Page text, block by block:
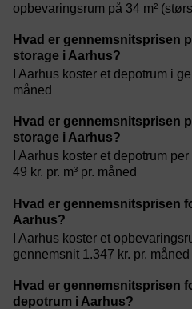
opbevaringsrum på 34 m²
Hvad er gennemsnitsprisen
storage i Aarhus?
I Aarhus koster et depotrum i
måned
Hvad er gennemsnitsprisen
storage i Aarhus?
I Aarhus koster et depotrum
49 kr. pr. m³ pr. måned
Hvad er gennemsnitsprisen
Aarhus?
I Aarhus koster et
gennemsnit 1.347 kr. pr. måned
Hvad er gennemsnitsprisen
depotrum i Aarhus?